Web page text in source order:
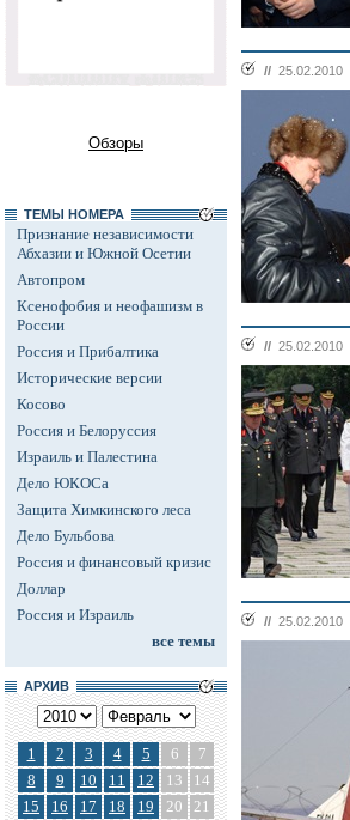
Обзоры
ТЕМЫ НОМЕРА
Признание независимости
Абхазии и Южной Осетии
Автопром
Ксенофобия и неофашизм в
России
Россия и Прибалтика
Исторические версии
Косово
Россия и Белоруссия
Израиль и Палестина
Дело ЮКОСа
Защита Химкинского леса
Дело Бульбова
Россия и финансовый кризис
Доллар
Россия и Израиль
все темы
АРХИВ
1 2 3 4 5 6
7
8
9 10 11 12 13
14
15
16 17 18 19 20
21
// 25.02.2010
// 25.02.2010
// 25.02.2010